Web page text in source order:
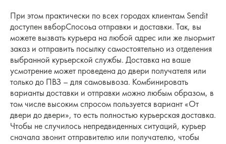
При этом практически по всех городах клиентам Sendit
доступен ввборСпосоьа отправки и доставки. Так, вы
можете вызвать курьера на любой адрес или же лыормит
заказ и отправить посылку самостоятельно из отделения
выбранной курьерской службы. Доставка на ваше
усмотрение может проведена до двери получателя или
только до ПВЗ – для самовывоза. Комбинировать
варианты доставки и отправки можно любым образом, в
том числе высоким спросом пользуется вариант «От
двери до двери», то есть полностью курьерская доставка.
Чтобы не случилось непредвиденных ситуаций, курьер
сначала звонит отправителю или получателю, чтобы